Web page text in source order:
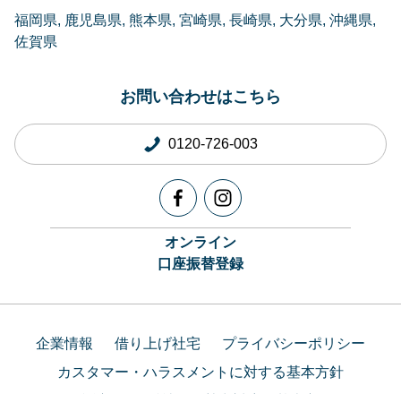
福岡県 鹿児島県 熊本県 宮崎県 長崎県 大分県 沖縄県
佐賀県
お問い合わせはこちら
0120-726-003
オンライン
口座振替登録
企業情報 借り上げ社宅
プライバシーポリシー
カスタマー・ハラスメントに対する基本方針